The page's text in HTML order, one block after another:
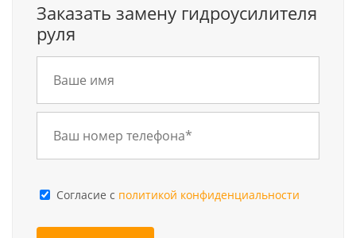
Заказать замену гидроусилителя
руля
Cогласие с политикой конфиденциальности